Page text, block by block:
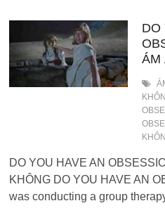
ĐỂ
TIẾT
KIỆM
MỘT
VÀI
DO
ÁM
DO YOU HAVE AN
KHÔNG DO YOU HAVE AN
was conducting a group